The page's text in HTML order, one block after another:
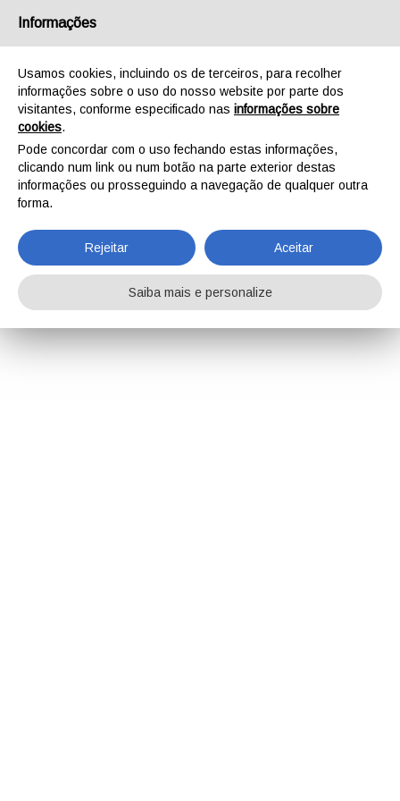
Informações
Usamos cookies, incluindo os de terceiros, para recolher
informações sobre o uso do nosso website por parte dos
visitantes, conforme especificado nas informações sobre
cookies.
Pode concordar com o uso fechando estas informações,
clicando num link ou num botão na parte exterior destas
informações ou prosseguindo a navegação de qualquer outra
forma.
Rejeitar Aceitar
Saiba mais e personalize